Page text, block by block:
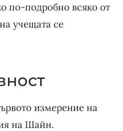
по-подробно всяко от
учещата се
измерение на
на Шайн.